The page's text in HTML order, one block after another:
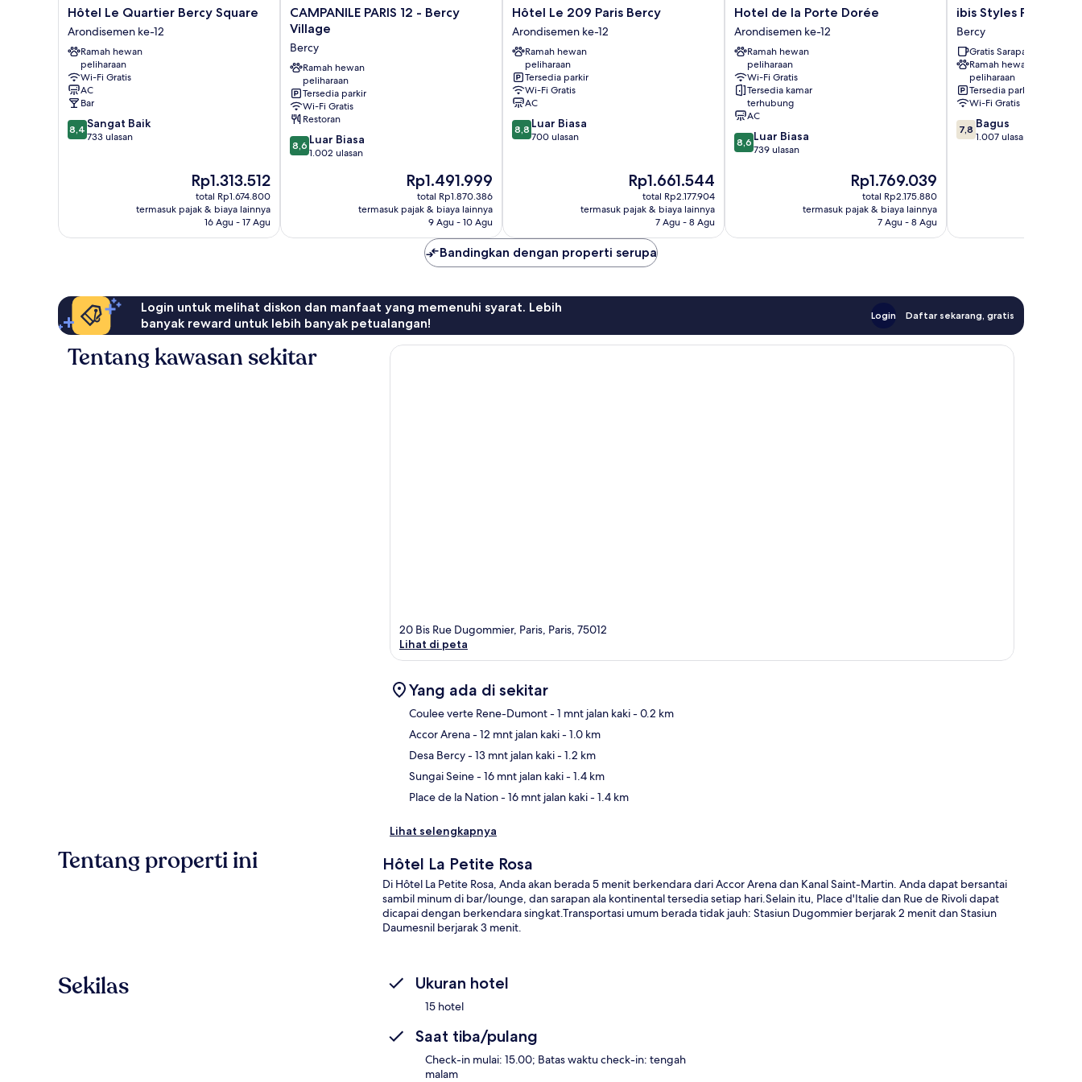
Hôtel
Le
Quartier
Bercy
Square
Arondisemen
ke-
12
Hôtel Le Quartier Bercy Square
Arondisemen ke-12
Ramah hewan
peliharaan
Wi-Fi Gratis
AC
Bar
8.4
dari
8,4 Sangat Baik
733 ulasan
Harga
sekarang
Rp1.313.512
Rp1.313.512
total Rp1.674.800
termasuk pajak & biaya lainnya
16 Agu - 17 Agu
CAMPANILE
PARIS
-
Bercy
Village
Bercy
CAMPANILE PARIS 12 - Bercy
Village
Bercy
Ramah hewan
peliharaan
Tersedia parkir
Wi-Fi Gratis
Restoran
8.6
dari
8,6 Luar Biasa
1.002 ulasan
Harga
sekarang
Rp1.491.999
Rp1.491.999
total Rp1.870.386
termasuk pajak & biaya lainnya
9 Agu - 10 Agu
Hôtel
Le
209
Paris
Bercy
Arondisemen
ke-
12
Hôtel Le 209 Paris Bercy
Arondisemen ke-12
Ramah hewan
peliharaan
Tersedia parkir
Wi-Fi Gratis
AC
8.8
dari
8,8 Luar Biasa
700 ulasan
Harga
sekarang
Rp1.661.544
Rp1.661.544
total Rp2.177.904
termasuk pajak & biaya lainnya
7 Agu - 8 Agu
Hotel
de
la
Porte
Dorée
Arondisemen
ke-
12
Hotel de la Porte Dorée
Arondisemen ke-12
Ramah hewan
peliharaan
Wi-Fi Gratis
Tersedia kamar
terhubung
AC
8.6
dari
8,6 Luar Biasa
739 ulasan
Harga
sekarang
Rp1.769.039
Rp1.769.039
total Rp2.175.880
termasuk pajak & biaya lainnya
7 Agu - 8 Agu
ibis
Styles
Paris
Bercy
Bercy
ibis Styles Paris
Bercy
Gratis Sarapan
Ramah hewan
peliharaan
Tersedia parkir
Wi-Fi Gratis
7.8
dari
7,8 Bagus
1.007 ulasan
Bandingkan dengan properti serupa
Login untuk melihat diskon dan manfaat yang memenuhi syarat. Lebih
banyak reward untuk lebih banyak petualangan!
Login Daftar sekarang, gratis
Tentang kawasan sekitar
20 Bis Rue Dugommier, Paris, Paris, 75012
Lihat di peta
Yang ada di sekitar
Coulee verte Rene-Dumont- 1 mnt jalan kaki- 0.2 km
Accor Arena- 12 mnt jalan kaki- 1.0 km
Desa Bercy- 13 mnt jalan kaki- 1.2 km
Sungai Seine- 16 mnt jalan kaki- 1.4 km
Place de la Nation- 16 mnt jalan kaki- 1.4 km
Lihat selengkapnya
Tentang properti ini Hôtel La Petite Rosa
Di Hôtel La Petite Rosa, Anda akan berada 5 menit berkendara dari Accor Arena dan Kanal Saint-Martin. Anda dapat bersantai
sambil minum di bar/lounge, dan sarapan ala kontinental tersedia setiap hari.Selain itu, Place d'Italie dan Rue de Rivoli dapat
dicapai dengan berkendara singkat.Transportasi umum berada tidak jauh: Stasiun Dugommier berjarak 2 menit dan Stasiun
Daumesnil berjarak 3 menit.
Sekilas Ukuran hotel
15 hotel
Saat tiba/pulang
Check-in mulai: 15.00; Batas waktu check-in: tengah
malam